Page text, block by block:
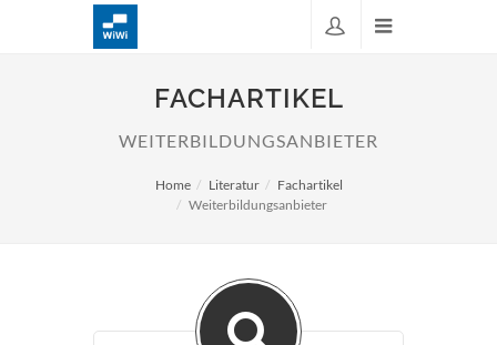
FACHARTIKEL
WEITERBILDUNGSANBIETER
Home Literatur
Fachartikel
Weiterbildungsanbieter